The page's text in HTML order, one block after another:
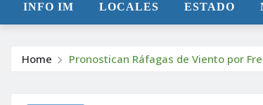
INFO IM LOCALES ESTADO
Home Pronostican Ráfagas de Viento por